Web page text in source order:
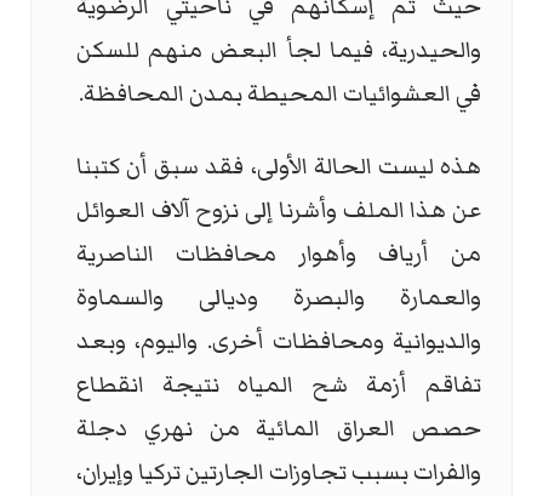
والحيدرية، فيما لجأ البعض منهم للسكن
في العشوائيات المحيطة بمدن المحافظة.
هذه ليست الحالة الأولى، فقد سبق أن كتبنا
عن هذا الملف وأشرنا إلى نزوح آلاف العوائل
من أرياف وأهوار محافظات الناصرية
والعمارة والبصرة وديالى والسماوة
والديوانية ومحافظات أخرى. واليوم، وبعد
تفاقم أزمة شح المياه نتيجة انقطاع
حصص العراق المائية من نهري دجلة
والفرات بسبب تجاوزات الجارتين تركيا وإيران،